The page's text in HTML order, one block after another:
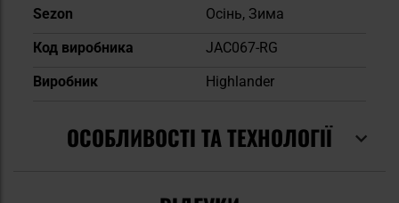
Sezon
Осінь, Зима
Код виробника
JAC067-RG
Виробник
Highlander
ОСОБЛИВОСТІ ТА ТЕХНОЛОГІЇ